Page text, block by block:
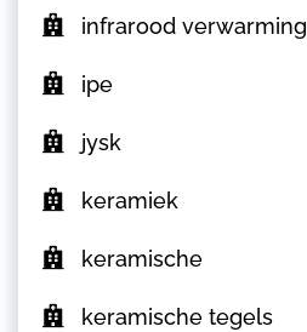
infrarood verwarming
ipe
jysk
keramiek
keramische
keramische tegels